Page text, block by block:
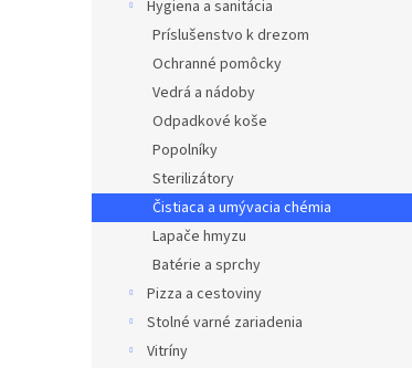
Hygiena a sanitácia
Príslušenstvo k drezom
Ochranné pomôcky
Vedrá a nádoby
Odpadkové koše
Popolníky
Sterilizátory
Čistiaca a umývacia chémia
Lapače hmyzu
Batérie a sprchy
Pizza a cestoviny
Stolné varné zariadenia
Vitríny